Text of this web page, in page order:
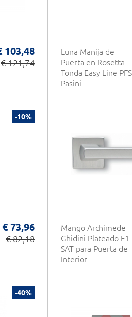
103,48
€ 121,74
Luna Manija de
Puerta en Rosetta
Tonda Easy Line PFS
Pasini
-10%
€ 73,96
€ 82,18
Mango Archimede
Ghidini Plateado F1-
SAT para Puerta de
Interior
-40%